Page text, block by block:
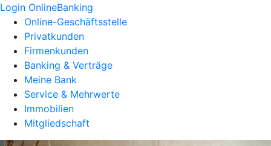
Login OnlineBanking
Online-Geschäftsstelle
Privatkunden
Firmenkunden
Banking & Verträge
Meine Bank
Service & Mehrwerte
Immobilien
Mitgliedschaft